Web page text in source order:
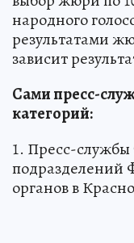
народного
результатами
зависит
Сами пресс-
категорий:
1. Пресс-
подразделений
органов в